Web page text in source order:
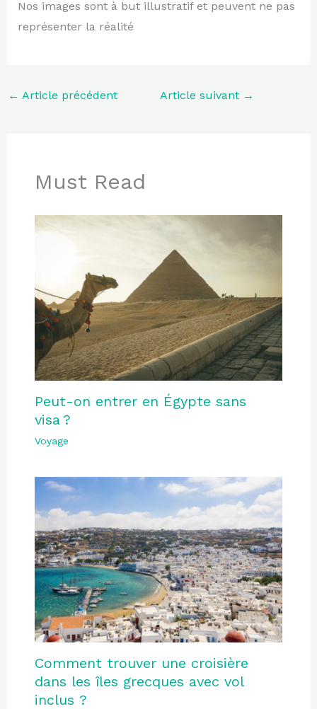
Nos images sont à but illustratif et peuvent ne pas
représenter la réalité
← Article précédent Article suivant →
Must Read
Peut-on entrer en Égypte sans
visa ?
Voyage
Comment trouver une croisière
dans les îles grecques avec vol
inclus ?